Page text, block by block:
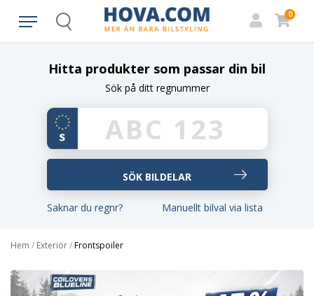
Search
0
Hitta produkter som passar din bil
Sök på ditt regnummer
Saknar du regnr? Manuellt bilval via lista
Hem / Exteriör/Frontspoiler